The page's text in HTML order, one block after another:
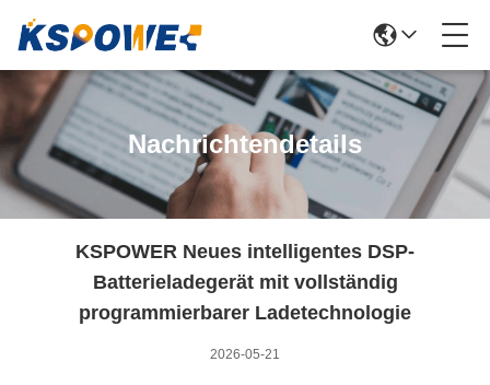
Nachrichtendetails
KSPOWER Neues intelligentes DSP-
Batterieladegerät mit vollständig
programmierbarer Ladetechnologie
2026-05-21